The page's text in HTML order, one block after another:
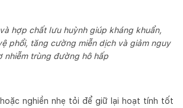
hợp chất lưu huỳnh giúp kháng khuẩn,
phổi, tăng cường miễn dịch và giảm nguy
nhiễm trùng đường hô hấp
nghiền nhẹ tỏi để giữ lại hoạt tính tốt